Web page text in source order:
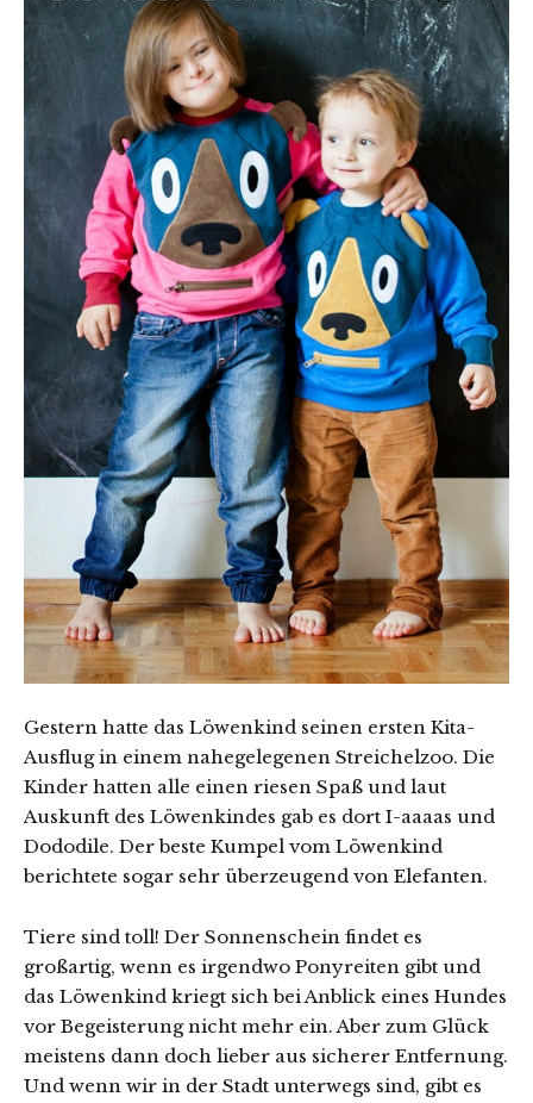
Gestern hatte das Löwenkind seinen ersten Kita-
Ausflug in einem nahegelegenen Streichelzoo. Die
Kinder hatten alle einen riesen Spaß und laut
Auskunft des Löwenkindes gab es dort I-aaaas und
Dododile. Der beste Kumpel vom Löwenkind
berichtete sogar sehr überzeugend von Elefanten.
Tiere sind toll! Der Sonnenschein findet es
großartig, wenn es irgendwo Ponyreiten gibt und
das Löwenkind kriegt sich bei Anblick eines Hundes
vor Begeisterung nicht mehr ein. Aber zum Glück
meistens dann doch lieber aus sicherer Entfernung.
Und wenn wir in der Stadt unterwegs sind, gibt es